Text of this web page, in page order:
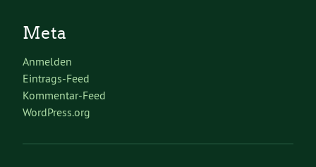
Meta
Anmelden
Eintrags-Feed
Kommentar-Feed
WordPress.org